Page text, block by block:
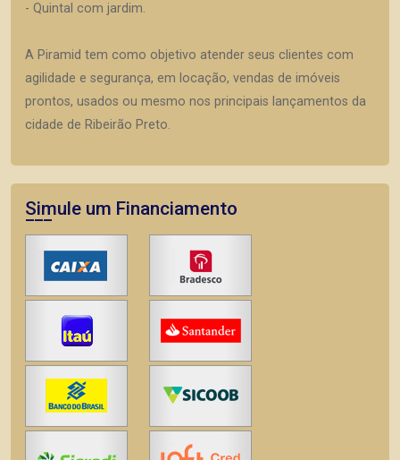
- Quintal com jardim.
A Piramid tem como objetivo atender seus clientes com
agilidade e segurança, em locação, vendas de imóveis
prontos, usados ou mesmo nos principais lançamentos da
cidade de Ribeirão Preto.
Simule um Financiamento